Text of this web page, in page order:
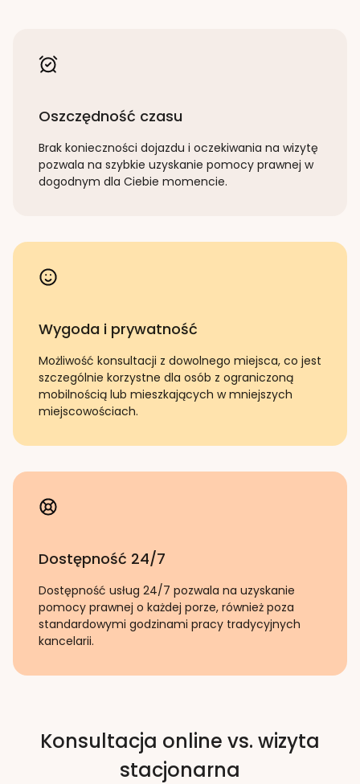
Oszczędność czasu
Brak konieczności dojazdu i oczekiwania na wizytę
pozwala na szybkie uzyskanie pomocy prawnej w
dogodnym dla Ciebie momencie.
Wygoda i prywatność
Możliwość konsultacji z dowolnego miejsca, co jest
szczególnie korzystne dla osób z ograniczoną
mobilnością lub mieszkających w mniejszych
miejscowościach.
Dostępność 24/7
Dostępność usług 24/7 pozwala na uzyskanie
pomocy prawnej o każdej porze, również poza
standardowymi godzinami pracy tradycyjnych
kancelarii.
Konsultacja online vs. wizyta
stacjonarna